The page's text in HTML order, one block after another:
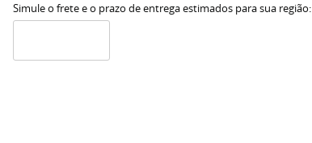
Simule o frete e o prazo de entrega estimados para sua região: